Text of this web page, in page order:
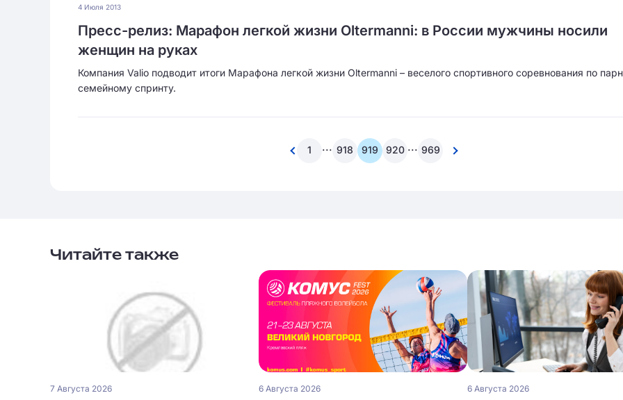
4 Июля 2013
Пресс-релиз: Марафон легкой жизни Oltermanni: в России мужчины носили
женщин на руках
Компания Valio подводит итоги Марафона легкой жизни Oltermanni – веселого спортивного соревнования по
семейному спринту.
1 ... 918 919 920 ... 969
Читайте также
7 Августа 2026 6 Августа 2026 6 Августа 2026